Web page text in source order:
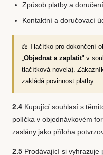
Způsob platby a doručení
Kontaktní a doručovací
⚖️ Tlačítko pro dokončení
„Objednat a zaplatit" v
tlačítková novela).
zakládá povinnost platby.
2.4 Kupující souhlasí s
políčka v objednávkovém
zaslány jako příloha
2.5 Prodávající si vyhrazuje